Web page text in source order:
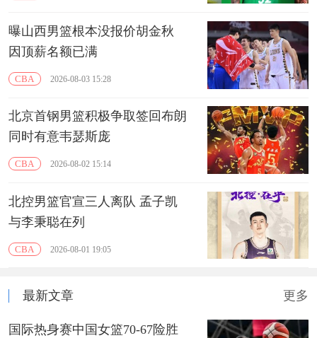
曝山西男篮根本没报价胡金秋
因顶薪名额已满
CBA 2026-08-03 15:28
北京首钢男篮积极争取签回布朗
同时有意韦瑟斯庞
CBA 2026-08-02 15:14
北控男篮官宣三人离队 孟子凯
与李秉聪在列
CBA 2026-08-01 19:05
最新文章 更多
国际热身赛中国女篮70-67险胜